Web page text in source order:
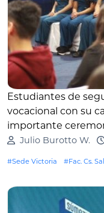
Estudiantes de
vocacional con su
importante
Julio Burotto W.
#Sede Victoria #Fac. Cs.